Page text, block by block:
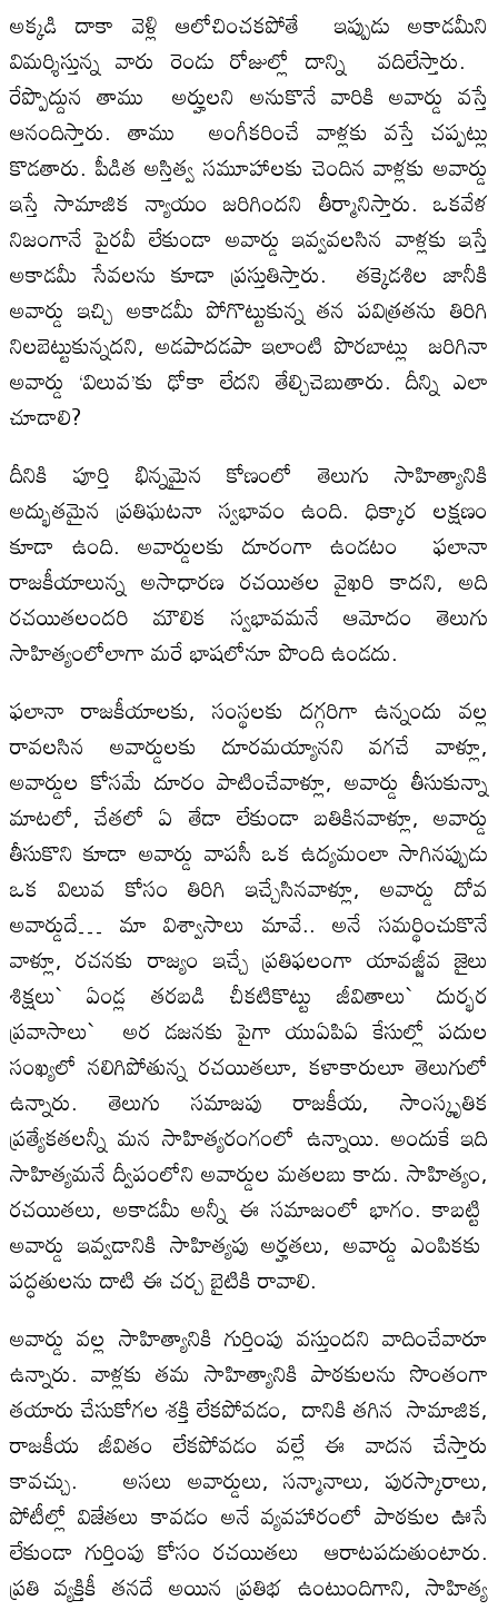
అక్కడి దాకా వెళ్లి ఆలోచించకపోతే ఇప్పుడు అకాడమీని
విమర్శిస్తున్న వారు రెండు రోజుల్లో దాన్ని వదిలేస్తారు.
రేప్పొద్దున తాము అర్హులని అనుకొనే వారికి అవార్డు వస్తే
ఆనందిస్తారు. తాము అంగీకరించే వాళ్లకు వస్తే చప్పట్లు
కొడతారు. పీడిత అస్తిత్వ సమూహాలకు చెందిన వాళ్లకు అవార్డు
ఇస్తే సామాజిక న్యాయం జరిగిందని తీర్మానిస్తారు. ఒకవేళ
నిజంగానే పైరవీ లేకుండా అవార్డు ఇవ్వవలసిన వాళ్లకు ఇస్తే
అకాడమీ సేవలను కూడా ప్రస్తుతిస్తారు. తక్కెడశిల జానీకి
అవార్డు ఇచ్చి అకాడమీ పోగొట్టుకున్న తన పవిత్రతను తిరిగి
నిలబెట్టుకున్నదని, అడపాదడపా ఇలాంటి పొరబాట్లు జరిగినా
అవార్డు ‘విలువ’కు ఢోకా లేదని తేల్చిచెబుతారు. దీన్ని ఎలా
చూడాలి?
దీనికి పూర్తి భిన్నమైన కోణంలో తెలుగు సాహిత్యానికి
అద్భుతమైన ప్రతిఘటనా స్వభావం ఉంది. ధిక్కార లక్షణం
కూడా ఉంది. అవార్డులకు దూరంగా ఉండటం ఫలానా
రాజకీయాలున్న అసాధారణ రచయితల వైఖరి కాదని, అది
రచయితలందరి మౌలిక స్వభావమనే ఆమోదం తెలుగు
సాహిత్యంలోలాగా మరే భాషలోనూ పొంది ఉండదు.
ఫలానా రాజకీయాలకు, సంస్థలకు దగ్గరిగా ఉన్నందు వల్ల
రావలసిన అవార్డులకు దూరమయ్యానని వగచే వాళ్లూ,
అవార్డుల కోసమే దూరం పాటించేవాళ్లూ, అవార్డు తీసుకున్నా
మాటలో, చేతలో ఏ తేడా లేకుండా బతికినవాళ్లూ, అవార్డు
తీసుకొని కూడా అవార్డు వాపసీ ఒక ఉద్యమంలా సాగినప్పుడు
ఒక విలువ కోసం తిరిగి ఇచ్చేసినవాళ్లూ, అవార్డు దోవ
అవార్డుదే… మా విశ్వాసాలు మావే.. అనే సమర్థించుకొనే
వాళ్లూ, రచనకు రాజ్యం ఇచ్చే ప్రతిఫలంగా యావజ్జీవ జైలు
శిక్షలు` ఏండ్ల తరబడి చీకటికొట్టు జీవితాలు` దుర్భర
ప్రవాసాలు` అర డజనకు పైగా యుఏపిఏ కేసుల్లో పదుల
సంఖ్యలో నలిగిపోతున్న రచయితలూ, కళాకారులూ తెలుగులో
ఉన్నారు. తెలుగు సమాజపు రాజకీయ, సాంస్కృతిక
ప్రత్యేకతలన్నీ మన సాహిత్యరంగంలో ఉన్నాయి. అందుకే ఇది
సాహిత్యమనే ద్వీపంలోని అవార్డుల మతలబు కాదు. సాహిత్యం,
రచయితలు, అకాడమీ అన్నీ ఈ సమాజంలో భాగం. కాబట్టి
అవార్డు ఇవ్వడానికి సాహిత్యపు అర్హతలు, అవార్డు ఎంపికకు
పద్ధతులను దాటి ఈ చర్చ బైటికి రావాలి.
అవార్డు వల్ల సాహిత్యానికి గుర్తింపు వస్తుందని వాదించేవారూ
ఉన్నారు. వాళ్లకు తమ సాహిత్యానికి పాఠకులను సొంతంగా
తయారు చేసుకోగల శక్తి లేకపోవడం, దానికి తగిన సామాజిక,
రాజకీయ జీవితం లేకపోవడం వల్లే ఈ వాదన చేస్తారు
కావచ్చు. అసలు అవార్డులు, సన్మానాలు, పురస్కారాలు,
పోటీల్లో విజేతలు కావడం అనే వ్యవహారంలో పాఠకుల ఊసే
లేకుండా గుర్తింపు కోసం రచయితలు ఆరాటపడుతుంటారు.
ప్రతి వ్యక్తికీ తనదే అయిన ప్రతిభ ఉంటుందిగాని, సాహిత్య